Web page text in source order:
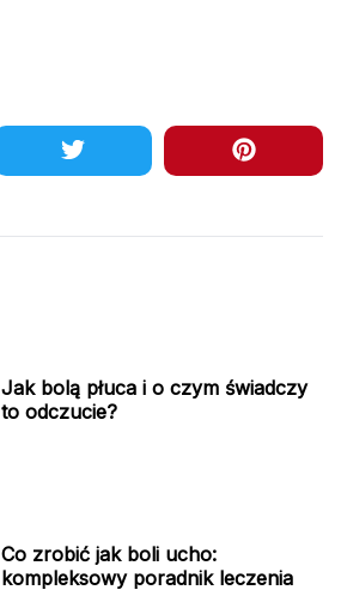
Jak bolą płuca i o czym świadczy
to odczucie?
Co zrobić jak boli ucho:
kompleksowy poradnik leczenia